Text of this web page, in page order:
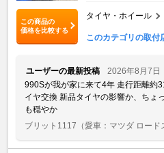
この商品の
価格を比較する
タイヤ・ホイール
このカテゴリの取付
ユーザーの最新投稿
2026年8月7日
990Sが我が家に来て4年 走行距離約
イヤ交換 新品タイヤの影響か、ちょ
も穏やか
ブリット1117 （愛車：マツダ ロード